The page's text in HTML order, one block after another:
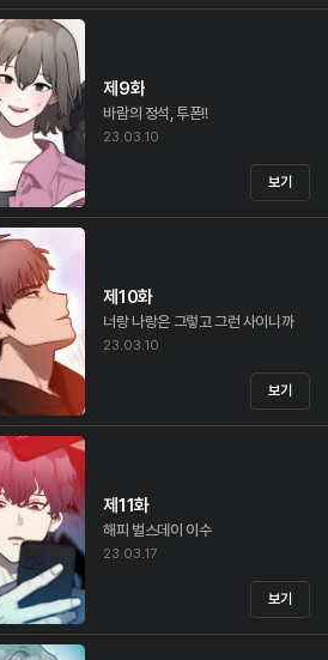
제9화
바람의 정석, 투폰!!
23.03.10
보기
제10화
너랑 나랑은 그렇고 그런 사이니까
23.03.10
보기
제11화
해피 벌스데이 이수
23.03.17
보기